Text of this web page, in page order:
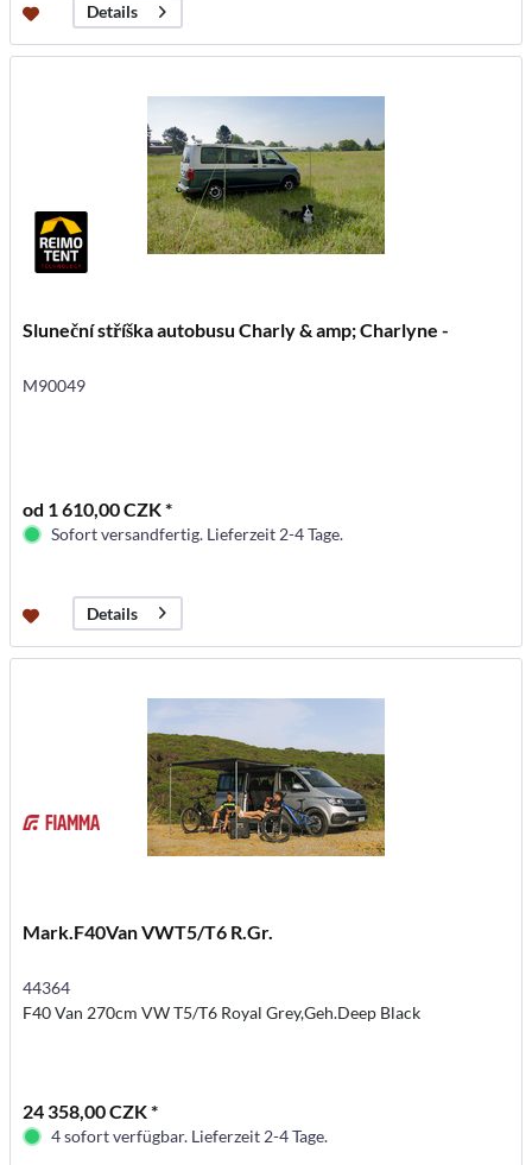
Details
Sluneční stříška autobusu Charly & amp; Charlyne -
M90049
od 1 610,00 CZK *
Sofort versandfertig. Lieferzeit 2-4 Tage.
Details
Mark.F40Van VWT5/T6 R.Gr.
44364
F40 Van 270cm VW T5/T6 Royal Grey,Geh.Deep Black
24 358,00 CZK *
4 sofort verfügbar. Lieferzeit 2-4 Tage.